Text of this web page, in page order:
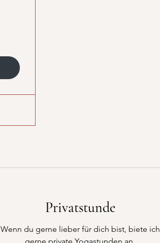
Privatstunde
Wenn du gerne lieber für dich bist, biete ich